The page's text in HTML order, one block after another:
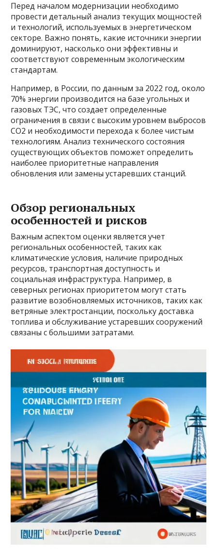
Перед началом модернизации необходимо
провести детальный анализ текущих мощностей
и технологий, используемых в энергетическом
секторе. Важно понять, какие источники энергии
доминируют, насколько они эффективны и
соответствуют современным экологическим
стандартам.
Например, в России, по данным за 2022 год, около
70% энергии производится на базе угольных и
газовых ТЭС, что создает определенные
ограничения в связи с высоким уровнем выбросов
CO2 и необходимости перехода к более чистым
технологиям. Анализ технического состояния
существующих объектов поможет определить
наиболее приоритетные направления
обновления или замены устаревших станций.
Обзор региональных
особенностей и рисков
Важным аспектом оценки является учет
региональных особенностей, таких как
климатические условия, наличие природных
ресурсов, транспортная доступность и
социальная инфраструктура. Например, в
северных регионах приоритетом могут стать
развитие возобновляемых источников, таких как
ветряные электростанции, поскольку доставка
топлива и обслуживание устаревших сооружений
связаны с большими затратами.